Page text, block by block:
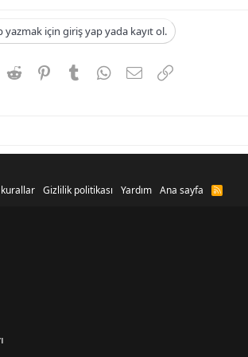
yazmak için giriş yap yada kayıt ol.
Reddit PinterestTumblrWhatsApp
E-postaLink
Gizlilik politikası Yardım Ana sayfa
R
S